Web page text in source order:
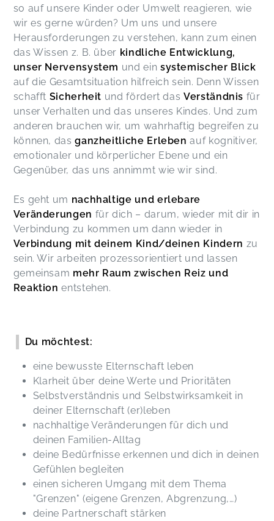
so auf unsere Kinder oder Umwelt reagieren, wie
wir es gerne würden? Um uns und unsere
Herausforderungen zu verstehen, kann zum einen
das Wissen z. B. über kindliche Entwicklung,
unser Nervensystem und ein systemischer Blick
auf die Gesamtsituation hilfreich sein. Denn Wissen
schafft Sicherheit und fördert dasVerständnis für
unser Verhalten und das unseres Kindes. Und zum
anderen brauchen wir, um wahrhaftig begreifen zu
können, dasganzheitliche Erleben auf kognitiver,
emotionaler und körperlicher Ebene und ein
Gegenüber, das uns annimmt wie wir sind.
Es geht um nachhaltige und erlebare
Veränderungen für dich – darum, wieder mit dir in
Verbindung zu kommen um dann wieder in
Verbindung mit deinem Kind/deinen Kindern zu
sein. Wir arbeiten prozessorientiert und lassen
gemeinsam mehr Raum zwischen Reiz und
Reaktion entstehen.
Du möchtest:
eine bewusste Elternschaft leben
Klarheit über deine Werte und Prioritäten
Selbstverständnis und Selbstwirksamkeit in
deiner Elternschaft (er)leben
nachhaltige Veränderungen für dich und
deinen Familien-Alltag
deine Bedürfnisse erkennen und dich in deinen
Gefühlen begleiten
einen sicheren Umgang mit dem Thema
"Grenzen" (eigene Grenzen, Abgrenzung,…)
deine Partnerschaft stärken